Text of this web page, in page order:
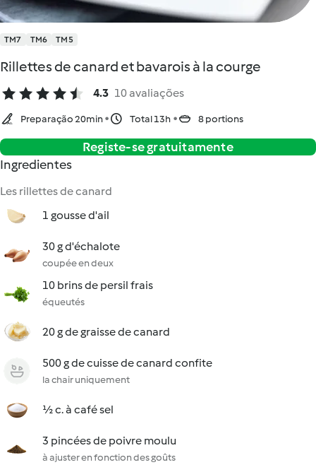
TM7 TM6 TM5
Rillettes de canard et bavarois à la courge
4.3 10 avaliações
Preparação 20min Total 13h 8 portions
Registe-se gratuitamente
Ingredientes
Les rillettes de canard
1 gousse d'ail
30 g d'échalote
coupée en deux
10 brins de persil frais
équeutés
20 g de graisse de canard
500 g de cuisse de canard confite
la chair uniquement
½ c. à café sel
3 pincées de poivre moulu
à ajuster en fonction des goûts